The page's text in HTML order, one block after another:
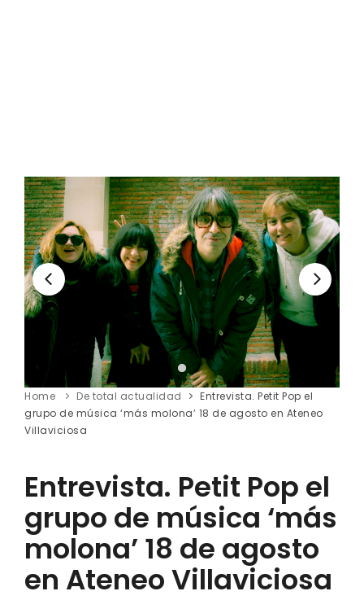
Home De total actualidad
Entrevista. Petit Pop el
grupo de música ‘más molona’ 18 de agosto en Ateneo
Villaviciosa
Entrevista. Petit Pop el
grupo de música ‘más
molona’ 18 de agosto
en Ateneo Villaviciosa